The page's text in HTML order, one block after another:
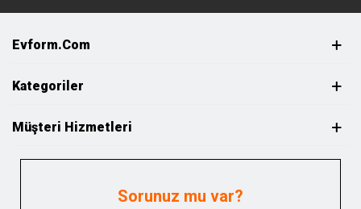
Evform.com
Kategoriler
Müşteri Hizmetleri
Sorunuz mu var?